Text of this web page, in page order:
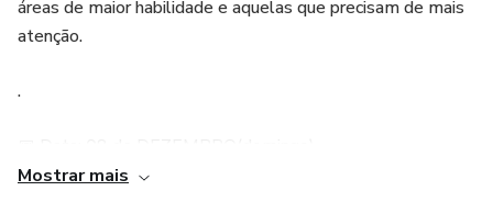
áreas de maior habilidade e aquelas que precisam de mais
atenção.
.
Mostrar mais